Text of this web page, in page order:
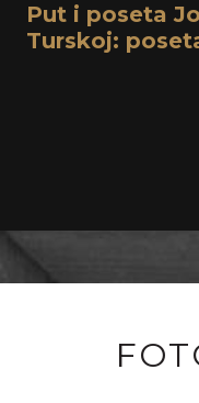
Put i poseta
Turskoj: